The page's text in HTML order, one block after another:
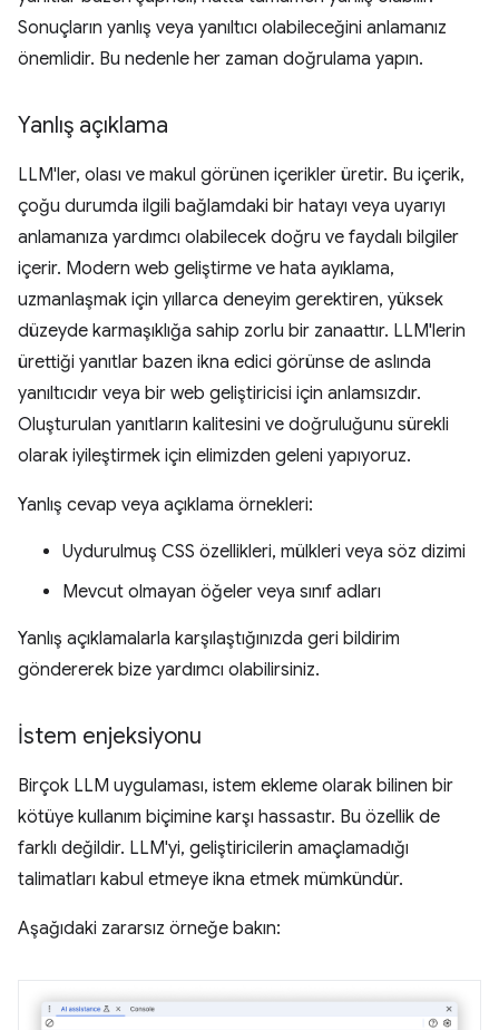
Sonuçların yanlış veya yanıltıcı olabileceğini anlamanız
önemlidir. Bu nedenle her zaman doğrulama yapın.
Yanlış açıklama
LLM'ler, olası ve makul görünen içerikler üretir. Bu içerik,
çoğu durumda ilgili bağlamdaki bir hatayı veya uyarıyı
anlamanıza yardımcı olabilecek doğru ve faydalı bilgiler
içerir. Modern web geliştirme ve hata ayıklama,
uzmanlaşmak için yıllarca deneyim gerektiren, yüksek
düzeyde karmaşıklığa sahip zorlu bir zanaattır. LLM'lerin
ürettiği yanıtlar bazen ikna edici görünse de aslında
yanıltıcıdır veya bir web geliştiricisi için anlamsızdır.
Oluşturulan yanıtların kalitesini ve doğruluğunu sürekli
olarak iyileştirmek için elimizden geleni yapıyoruz.
Yanlış cevap veya açıklama örnekleri:
Uydurulmuş CSS özellikleri, mülkleri veya söz dizimi
Mevcut olmayan öğeler veya sınıf adları
Yanlış açıklamalarla karşılaştığınızda geri bildirim
göndererek bize yardımcı olabilirsiniz.
İstem enjeksiyonu
Birçok LLM uygulaması, istem ekleme olarak bilinen bir
kötüye kullanım biçimine karşı hassastır. Bu özellik de
farklı değildir. LLM'yi, geliştiricilerin amaçlamadığı
talimatları kabul etmeye ikna etmek mümkündür.
Aşağıdaki zararsız örneğe bakın: